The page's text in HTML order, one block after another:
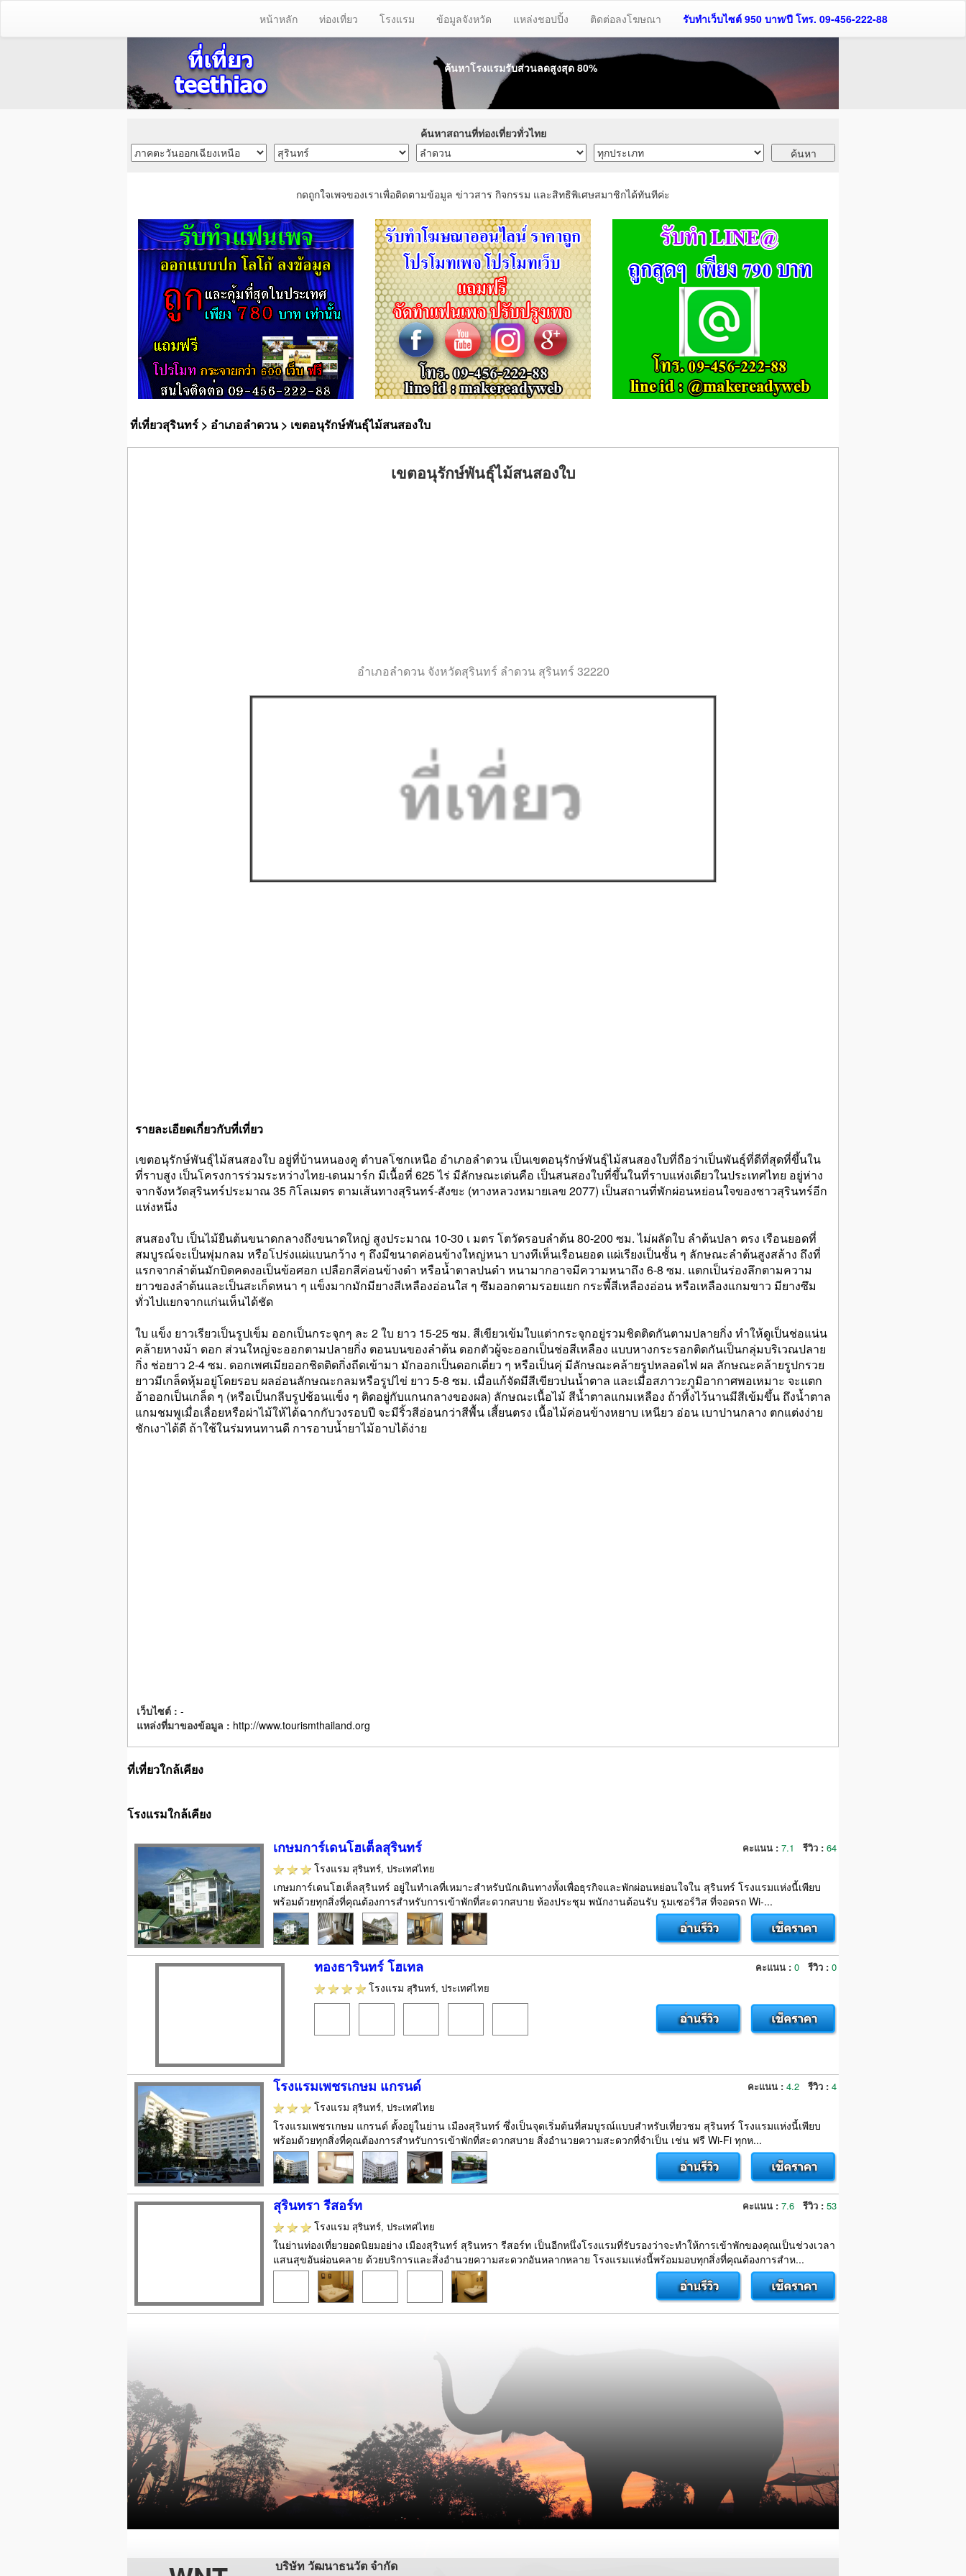
หน้าหลัก ท่องเที่ยว โรงแรม ข้อมูลจังหวัด แหล่งชอปปิ้ง ติดต่อลงโฆษณา รับทำเว็บไซต์ 950 บาท/ปี โทร. 09-456-222-88
ค้นหาโรงแรมรับส่วนลดสูงสุด 80%
ค้นหาสถานที่ท่องเที่ยวทั่วไทย
กดถูกใจเพจของเราเพื่อติดตามข้อมูล ข่าวสาร กิจกรรม และสิทธิพิเศษสมาชิกได้ทันทีค่ะ
ที่เที่ยวสุรินทร์ > อำเภอลำดวน> เขตอนุรักษ์พันธุ์ไม้สนสองใบ
เขตอนุรักษ์พันธุ์ไม้สนสองใบ
อำเภอลำดวน จังหวัดสุรินทร์ ลำดวน สุรินทร์ 32220
รายละเอียดเกี่ยวกับที่เที่ยว
เขตอนุรักษ์พันธุ์ไม้สนสองใบ อยู่ที่บ้านหนองคู ตำบลโชกเหนือ อำเภอลำดวน เป็นเขตอนุรักษ์พันธุ์ไม้สนสองใบที่ถือว่าเป็นพันธุ์ที่ดีที่สุดที่ขึ้นใน
ที่ราบสูง เป็นโครงการร่วมระหว่างไทย-เดนมาร์ก มีเนื้อที่ 625 ไร่ มีลักษณะเด่นคือ เป็นสนสองใบที่ขึ้นในที่ราบแห่งเดียวในประเทศไทย อยู่ห่าง
จากจังหวัดสุรินทร์ประมาณ 35 กิโลเมตร ตามเส้นทางสุรินทร์-สังขะ (ทางหลวงหมายเลข 2077) เป็นสถานที่พักผ่อนหย่อนใจของชาวสุรินทร์อีก
แห่งหนึ่ง
สนสองใบ เป็นไม้ยืนต้นขนาดกลางถึงขนาดใหญ่ สูงประมาณ 10-30 เ มตร โตวัดรอบลำต้น 80-200 ซม. ไม่ผลัดใบ ลำต้นปลา ตรง เรือนยอดที่
สมบูรณ์จะเป็นพุ่มกลม หรือโปร่งแผ่แบนกว้าง ๆ ถึงมีขนาดค่อนข้างใหญ่หนา บางทีเห็นเรือนยอด แผ่เรียงเป็นชั้น ๆ ลักษณะลำต้นสูงสล้าง ถึงที่
แรกจากลำต้นมักบิดคดงอเป็นข้อศอก เปลือกสีค่อนข้างดำ หรือน้ำตาลปนดำ หนามากอาจมีความหนาถึง 6-8 ซม. แตกเป็นร่องลึกตามความ
ยาวของลำต้นและเป็นสะเก็ดหนา ๆ แข็งมากมักมียางสีเหลืองอ่อนใส ๆ ซึมออกตามรอยแยก กระพี้สีเหลืองอ่อน หรือเหลืองแกมขาว มียางซึม
ทั่วไปแยกจากแก่นเห็นได้ชัด
ใบ แข็ง ยาวเรียวเป็นรูปเข็ม ออกเป็นกระจุกๆ ละ 2 ใบ ยาว 15-25 ซม. สีเขียวเข้มใบแต่ากระจุกอยู่รวมชิดติดกันตามปลายกิ่ง ทำให้ดูเป็นช่อแน่น
คล้ายหางม้า ดอก ส่วนใหญ่จะออกตามปลายกิ่ง ตอนบนของลำต้น ดอกตัวผู้จะออกเป็นช่อสีเหลือง แบบหางกระรอกติดกันเป็นกลุ่มบริเวณปลาย
กิ่ง ช่อยาว 2-4 ซม. ดอกเพศเมียออกชิดติดกิ่งถีดเข้ามา มักออกเป็นดอกเดี่ยว ๆ หรือเป็นคุ่ มีลักษณะคล้ายรูปหลอดไฟ ผล ลักษณะคล้ายรูปกรวย
ยาวมีเกล็ดหุ้มอยู่โดยรอบ ผลอ่อนลักษณะกลมหรือรูปไข่ ยาว 5-8 ซม. เมื่อแก้จัดมีสีเขียวปนน้ำตาล และเมื่อสภาวะภูมิอากาศพอเหมาะ จะแตก
อ้าออกเป็นเกล็ด ๆ (หรือเป็นกลีบรูปช้อนแข็ง ๆ ติดอยู่กับแกนกลางของผล) ลักษณะเนื้อไม้ สีน้ำตาลแกมเหลือง ถ้าทิ้งไว้นานมีสีเข้มขึ้น ถึงน้ำตาล
แกมชมพูเมื่อเลื่อยหรือผ่าไม้ให้ได้ฉากกับวงรอบปี จะมีริ้วสีอ่อนกว่าสีพื้น เสี้ยนตรง เนื้อไม้ค่อนข้างหยาบ เหนียว อ่อน เบาปานกลาง ตกแต่งง่าย
ชักเงาได้ดี ถ้าใช้ในร่มทนทานดี การอาบน้ำยาไม้อาบได้ง่าย
เว็บไซต์ : -
แหล่งที่มาของข้อมูล : http://www.tourismthailand.org
ที่เที่ยวใกล้เคียง
โรงแรมใกล้เคียง
เกษมการ์เดนโฮเต็ลสุรินทร์ คะแนน : 7.1 รีวิว : 64
โรงแรม สุรินทร์, ประเทศไทย
เกษมการ์เดนโฮเต็ลสุรินทร์ อยู่ในทำเลที่เหมาะสำหรับนักเดินทางทั้งเพื่อธุรกิจและพักผ่อนหย่อนใจใน สุรินทร์ โรงแรมแห่งนี้เพียบ
พร้อมด้วยทุกสิ่งที่คุณต้องการสำหรับการเข้าพักที่สะดวกสบาย ห้องประชุม พนักงานต้อนรับ รูมเซอร์วิส ที่จอดรถ Wi-...
ทองธารินทร์ โฮเทล คะแนน : 0 รีวิว : 0
โรงแรม สุรินทร์, ประเทศไทย
โรงแรมเพชรเกษม แกรนด์ คะแนน : 4.2 รีวิว : 4
โรงแรม สุรินทร์, ประเทศไทย
โรงแรมเพชรเกษม แกรนด์ ตั้งอยู่ในย่าน เมืองสุรินทร์ ซึ่งเป็นจุดเริ่มต้นที่สมบูรณ์แบบสำหรับเที่ยวชม สุรินทร์ โรงแรมแห่งนี้เพียบ
พร้อมด้วยทุกสิ่งที่คุณต้องการสำหรับการเข้าพักที่สะดวกสบาย สิ่งอำนวยความสะดวกที่จำเป็น เช่น ฟรี Wi-Fi ทุกห...
สุรินทรา รีสอร์ท คะแนน : 7.6 รีวิว : 53
โรงแรม สุรินทร์, ประเทศไทย
ในย่านท่องเที่ยวยอดนิยมอย่าง เมืองสุรินทร์ สุรินทรา รีสอร์ท เป็นอีกหนึ่งโรงแรมที่รับรองว่าจะทำให้การเข้าพักของคุณเป็นช่วงเวลา
แสนสุขอันผ่อนคลาย ด้วยบริการและสิ่งอำนวยความสะดวกอันหลากหลาย โรงแรมแห่งนี้พร้อมมอบทุกสิ่งที่คุณต้องการสำห...
บริษัท วัฒนาธนวัต จำกัด